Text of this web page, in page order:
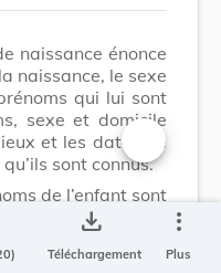
naissance énonce
naissance, le sexe
qui lui sont
sexe et domicile
et les dates de
sont connus.
de l’enfant sont
de l’état civil
de naissance des
de l’enfant
Changer la
save_alt
Téléchargement
more_vert
Plus